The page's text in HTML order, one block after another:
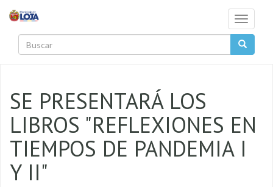
Toggle
SE PRESENTARÁ LOS
LIBROS "REFLEXIONES EN
TIEMPOS DE PANDEMIA I
Y II"